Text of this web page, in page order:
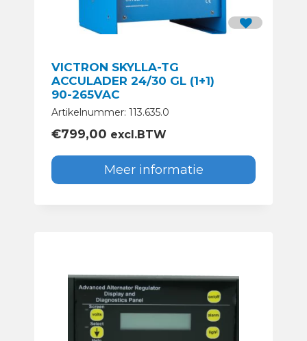
VICTRON SKYLLA-TG
ACCULADER 24/30 GL (1+1)
90-265VAC
Artikelnummer: 113.635.0
€799,00 excl.BTW
Meer informatie